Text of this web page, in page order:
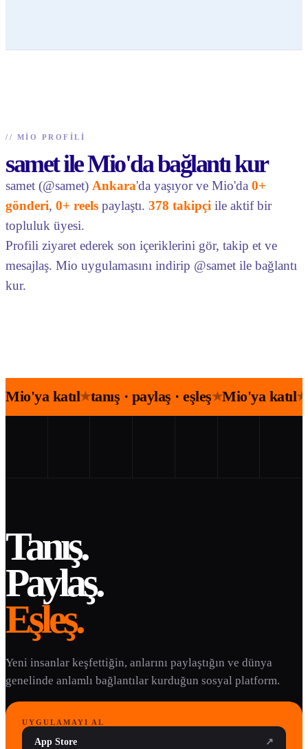
// MIO PROFILI
samet ile Mio'da bağlantı kur
samet (@samet) Ankara'da yaşıyor ve Mio'da 0+
gönderi, 0+ reels paylaştı. 378 takipçi ile aktif bir
topluluk üyesi.
Profili ziyaret ederek son içeriklerini gör, takip et ve
mesajlaş. Mio uygulamasını indirip @samet ile bağlantı
kur.
Mio'ya katıl★tanış · paylaş · eşleş★Mio'ya katıl★
Tanış.
Paylaş.
Eşleş.
Yeni insanlar keşfettiğin, anlarını paylaştığın ve dünya
genelinde anlamlı bağlantılar kurduğun sosyal platform.
UYGULAMAYI AL
App Store ↗